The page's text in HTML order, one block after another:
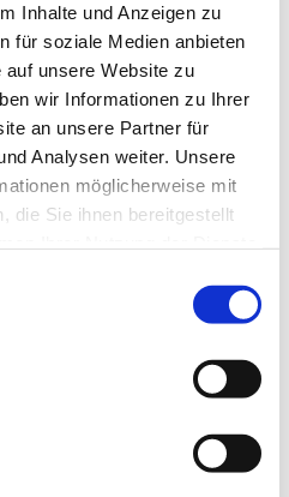
Inhalte und Anzeigen zu
für soziale Medien anbieten
unsere Website zu
wir Informationen zu Ihrer
an unsere Partner für
Analysen weiter. Unsere
möglicherweise mit
die Sie ihnen bereitgestellt
Sie auch